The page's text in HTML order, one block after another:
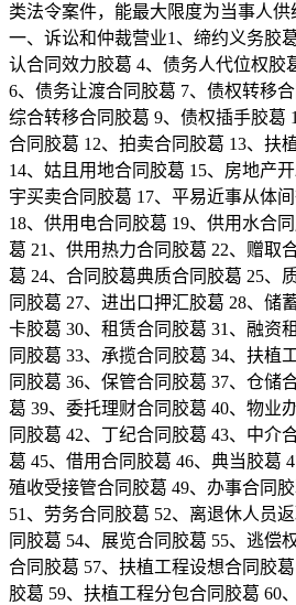
类法令案件，能最大限度为当事人供
一、诉讼和仲裁营业1、缔约义务胶
认合同效力胶葛 4、债务人代位权胶
6、债务让渡合同胶葛 7、债权转移
综合转移合同胶葛 9、债权插手胶葛
合同胶葛 12、拍卖合同胶葛 13、扶
14、姑且用地合同胶葛 15、房地产
宇买卖合同胶葛 17、平易近事从体
18、供用电合同胶葛 19、供用水合
葛 21、供用热力合同胶葛 22、赠取
葛 24、合同胶葛典质合同胶葛 25、
同胶葛 27、进出口押汇胶葛 28、储
卡胶葛 30、租赁合同胶葛 31、融资
同胶葛 33、承揽合同胶葛 34、扶植
同胶葛 36、保管合同胶葛 37、仓储
葛 39、委托理财合同胶葛 40、物业
同胶葛 42、丁纪合同胶葛 43、中介
葛 45、借用合同胶葛 46、典当胶葛
殖收受接管合同胶葛 49、办事合同
51、劳务合同胶葛 52、离退休人员
同胶葛 54、展览合同胶葛 55、逃偿
合同胶葛 57、扶植工程设想合同胶
胶葛 59、扶植工程分包合同胶葛 60